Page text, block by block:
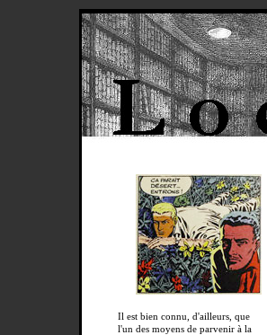
Il est bien connu, d'ailleurs, que
l'un des moyens de parvenir à la